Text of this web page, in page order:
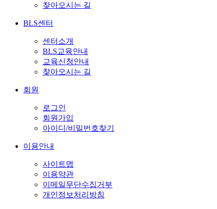
찾아오시는 길
BLS센터
센터소개
BLS교육안내
교육신청안내
찾아오시는 길
회원
로그인
회원가입
아이디/비밀번호찾기
이용안내
사이트맵
이용약관
이메일무단수집거부
개인정보처리방침